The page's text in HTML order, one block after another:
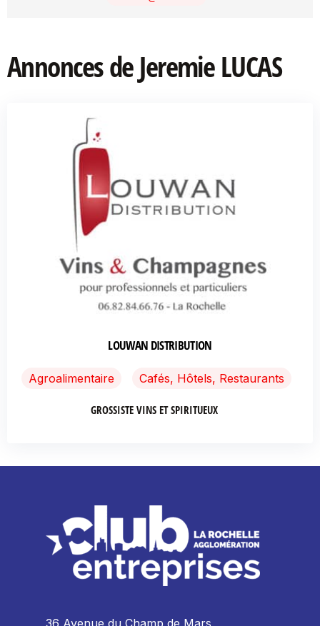
Annonces de Jeremie LUCAS
LOUWAN DISTRIBUTION
Agroalimentaire Cafés, Hôtels, Restaurants
GROSSISTE VINS ET SPIRITUEUX
36 Avenue du Champ de Mars